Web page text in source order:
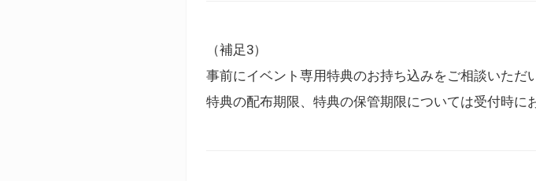
（補足3）
事前にイベント専用特典のお持ち込みをご相談いただ
特典の配布期限、特典の保管期限については受付時に